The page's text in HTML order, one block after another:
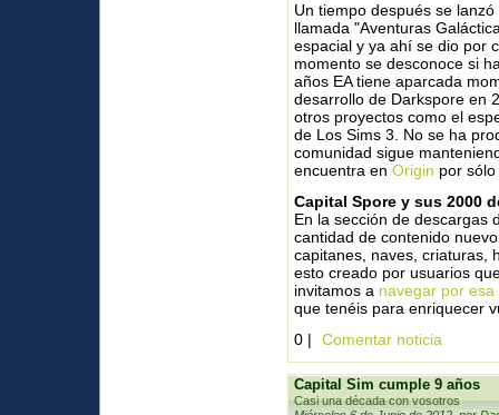
Un tiempo después se
llamada "Aventuras
espacial y ya ahí se dio por
momento se desconoce si
años EA tiene aparcada
desarrollo de Darkspore en
otros proyectos como el
de Los Sims 3. No se ha
comunidad sigue
encuentra en Origin por
Capital Spore y sus 2000
En la sección de descargas
cantidad de contenido
capitanes, naves, criaturas,
esto creado por usuarios
invitamos a navegar por esa
que tenéis para enriquecer
0 |
Comentar noticia
Capital Sim cumple 9 años
Casi una década con vosotros